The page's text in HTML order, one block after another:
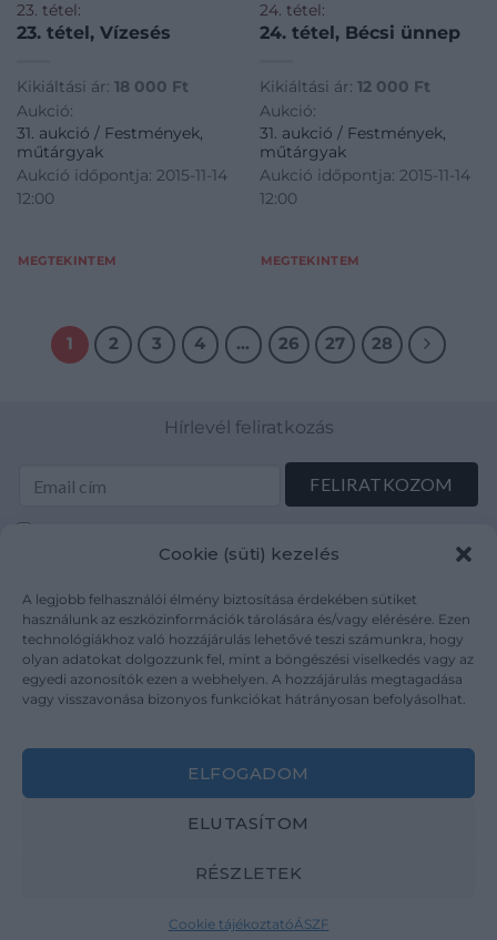
Cookie (süti) kezelés
A legjobb felhasználói élmény biztosítása érdekében sütiket
használunk az eszközinformációk tárolására és/vagy elérésére. Ezen
technológiákhoz való hozzájárulás lehetővé teszi számunkra, hogy
olyan adatokat dolgozzunk fel, mint a böngészési viselkedés vagy az
egyedi azonosítók ezen a webhelyen. A hozzájárulás megtagadása
vagy visszavonása bizonyos funkciókat hátrányosan befolyásolhat.
ELFOGADOM
ELUTASÍTOM
RÉSZLETEK
Cookie tájékoztatóÁSZF
23. tétel:
23. tétel, Vízesés
Kikiáltási ár: 18 000 Ft
Aukció:
31. aukció / Festmények,
műtárgyak
Aukció időpontja: 2015-11-14
12:00
MEGTEKINTEM
24. tétel:
24. tétel, Bécsi ünnep
Kikiáltási ár: 12 000 Ft
Aukció:
31. aukció / Festmények,
műtárgyak
Aukció időpontja: 2015-11-14
12:00
MEGTEKINTEM
1 2 3 4 … 26 27 28
Hírlevél feliratkozás
mutargy.com/adatkezelesi-tajekoztato/
Rólunk
Médiaajánlat
Karrier
Kapcsolat
Áraink
ÁSZF
Adatvédelem
Impresszum
Kövesse a műtárgy.com-ot